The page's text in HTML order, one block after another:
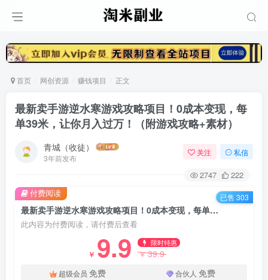
首页 网创资源 赚钱项目 正文
最新卖手游逆水寒游戏攻略项目！0成本变现，每
单39米，让你月入过万！（附游戏攻略+素材）
青城（收徒）
3年前发布
关注 私信
2747 222
最新卖手游逆水寒游戏攻略项目！0成本变现，每单39米，让你月入过万！（附游戏攻略+素材）
此内容为付费阅读，请付费后查看
￥ 9.9 限时特惠
￥39.9
超级会员 免费 合伙人 免费
付费阅读 已售 303